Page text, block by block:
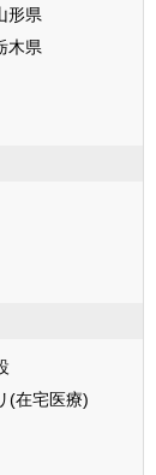
形県
木県
知県
崎県
(在宅医療)